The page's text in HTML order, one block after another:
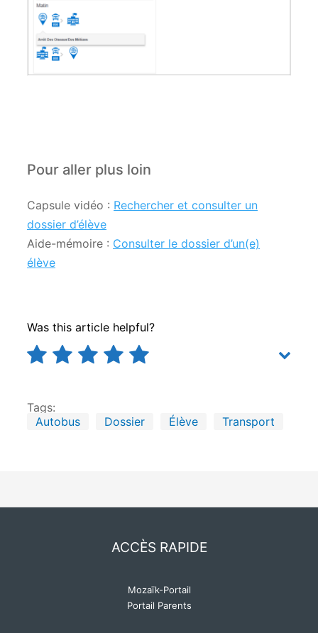
Pour aller plus loin
Capsule vidéo : Rechercher et consulter un
dossier d’élève
Aide-mémoire : Consulter le dossier d’un(e)
élève
Was this article helpful?
Tags:
Autobus
Dossier Élève Transport
ACCÈS RAPIDE
Mozaïk-Portail
Portail Parents